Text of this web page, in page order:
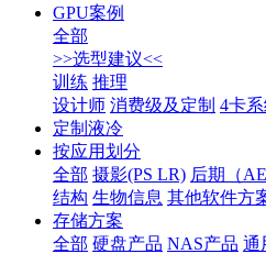
GPU案例
全部
>>选型建议<<
训练 推理
设计师 消费级及定制 4卡
定制液冷
按应用划分
全部 摄影(PS LR) 后期（AE
结构 生物信息 其他软件方
存储方案
全部 硬盘产品 NAS产品 通